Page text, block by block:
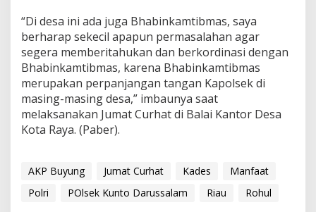
“Di desa ini ada juga Bhabinkamtibmas, saya
berharap sekecil apapun permasalahan agar
segera memberitahukan dan berkordinasi dengan
Bhabinkamtibmas, karena Bhabinkamtibmas
merupakan perpanjangan tangan Kapolsek di
masing-masing desa,” imbaunya saat
melaksanakan Jumat Curhat di Balai Kantor Desa
Kota Raya. (Paber).
AKP Buyung Jumat Curhat Kades
Manfaat
Polri
POlsek Kunto Darussalam Riau Rohul